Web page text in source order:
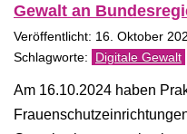
Gewalt an
Veröffentlicht: 16. Oktober
Digitale Gewalt
Am 16.10.2024 haben